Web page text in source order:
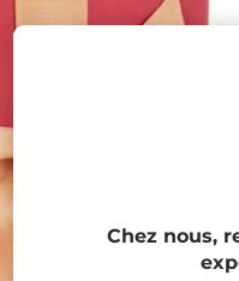
Chez nous,